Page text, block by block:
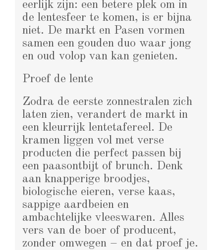
eerlijk zijn: een betere plek om in
de lentesfeer te komen, is er bijna
niet. De markt en Pasen vormen
samen een gouden duo waar jong
en oud volop van kan genieten.
Proef de lente
Zodra de eerste zonnestralen zich
laten zien, verandert de markt in
een kleurrijk lentetafereel. De
kramen liggen vol met verse
producten die perfect passen bij
een paasontbijt of brunch. Denk
aan knapperige broodjes,
biologische eieren, verse kaas,
sappige aardbeien en
ambachtelijke vleeswaren. Alles
vers van de boer of producent,
zonder omwegen – en dat proef je.